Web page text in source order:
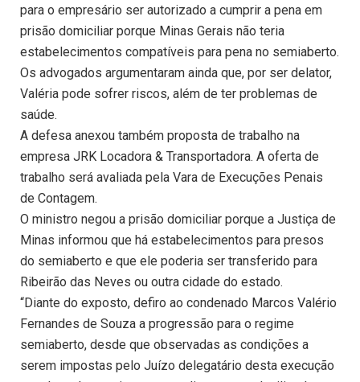
para o empresário ser autorizado a cumprir a pena em
prisão domiciliar porque Minas Gerais não teria
estabelecimentos compatíveis para pena no semiaberto.
Os advogados argumentaram ainda que, por ser delator,
Valéria pode sofrer riscos, além de ter problemas de
saúde.
A defesa anexou também proposta de trabalho na
empresa JRK Locadora & Transportadora. A oferta de
trabalho será avaliada pela Vara de Execuções Penais
de Contagem.
O ministro negou a prisão domiciliar porque a Justiça de
Minas informou que há estabelecimentos para presos
do semiaberto e que ele poderia ser transferido para
Ribeirão das Neves ou outra cidade do estado.
“Diante do exposto, defiro ao condenado Marcos Valério
Fernandes de Souza a progressão para o regime
semiaberto, desde que observadas as condições a
serem impostas pelo Juízo delegatário desta execução